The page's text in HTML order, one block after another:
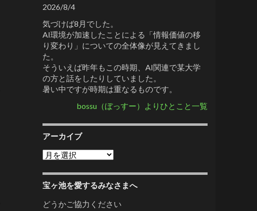
2026/8/4
気づけば8月でした。
AI環境が加速したことによる「情報価値の移
り変わり」についての全体像が見えてきまし
た。
そういえば昨年もこの時期、AI関連で某大学
の方と話をしたりしていました。
暑い中ですが時期は重なるものです。
bossu（ぼっすー）よりひとこと一覧
アーカイブ
アーカイブ
宝ヶ池を愛するみなさまへ
どうかご協力ください